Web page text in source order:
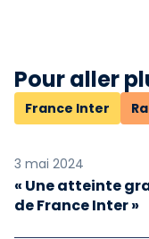
Pour aller
France Inter
3 mai 2024
« Une atteinte
de France Inter »